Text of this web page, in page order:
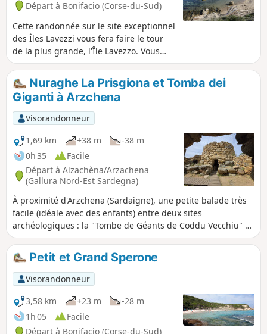
Départ à Bonifacio (Corse-du-Sud)
Cette randonnée sur le site exceptionnel
des Îles Lavezzi vous fera faire le tour
de la plus grande, l'Île Lavezzo. Vous
découvrirez de jolies petites criques aux
fonds côtiers poissonneux et des
rochers aux formes étonnantes. Ce site
sensible au sein de la réserve naturelle
des Îles Lavezzi répond à une
réglementation particulière (voir
paragraphe Informations pratiques).
Nuraghe La Prisgiona et Tomba dei
Giganti à Arzchena
Visorandonneur
1,69 km
+38 m
-38 m
0h 35
Facile
Départ à Alzachèna/Arzachena
(Gallura Nord-Est Sardegna)
À proximité d'Arzchena (Sardaigne), une petite balade très
facile (idéale avec des enfants) entre deux sites
archéologiques : la "Tombe de Géants de Coddu Vecchiu" et
"le Nuraghe La Prisgiona". Une partie route, une partie
garrigue. Privilégier le hors-saison à cause de la
fréquentation importante de ces sites en plein été. En
incluant les visites, c'est une balade qui durera entre une
heure trente et deux heures.
Petit et Grand Sperone
Visorandonneur
3,58 km
+23 m
-28 m
1h 05
Facile
Départ à Bonifacio (Corse-du-Sud)